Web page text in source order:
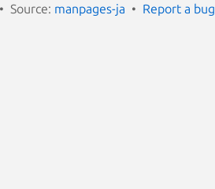
Source: manpages-ja Report a bug